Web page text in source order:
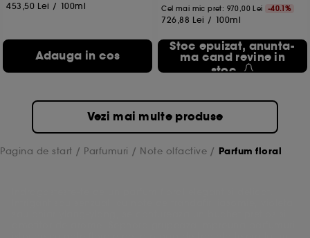
453,50 Lei / 100ml
Adauga in cos
Cel mai mic pret: 970,00 Lei -40.1%
726,88 Lei / 100ml
Stoc epuizat, anunta-
ma cand revine in
stoc
Vezi mai multe produse
Pagina de start Parfumuri Note olfactive Parfum floral